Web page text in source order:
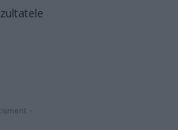
-